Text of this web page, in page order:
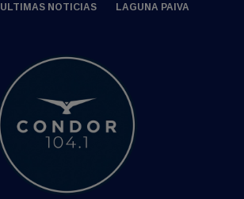
ULTIMAS NOTICIAS LAGUNA PAIVA